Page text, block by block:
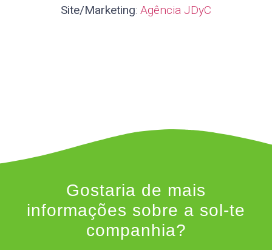
Site/Marketing: Agência JDyC
Gostaria de mais
informações sobre a sol-te
companhia?